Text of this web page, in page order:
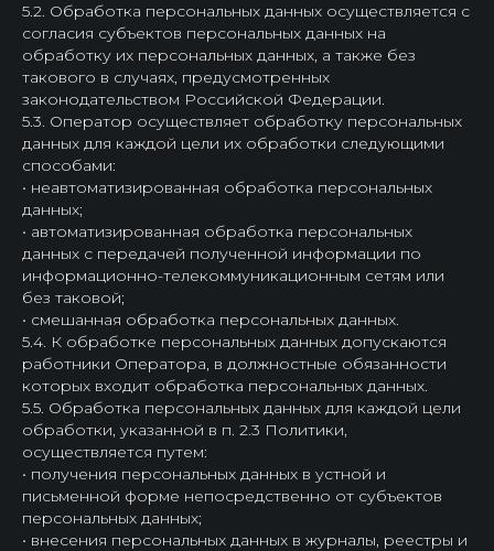
5.2. Обработка персональных данных осуществляется с
согласия субъектов персональных данных на
обработку их персональных данных, а также без
такового в случаях, предусмотренных
законодательством Российской Федерации.
5.3. Оператор осуществляет обработку персональных
данных для каждой цели их обработки следующими
способами:
• неавтоматизированная обработка персональных
данных;
• автоматизированная обработка персональных
данных с передачей полученной информации по
информационно-телекоммуникационным сетям или
без таковой;
• смешанная обработка персональных данных.
5.4. К обработке персональных данных допускаются
работники Оператора, в должностные обязанности
которых входит обработка персональных данных.
5.5. Обработка персональных данных для каждой цели
обработки, указанной в п. 2.3 Политики,
осуществляется путем:
• получения персональных данных в устной и
письменной форме непосредственно от субъектов
персональных данных;
• внесения персональных данных в журналы, реестры и